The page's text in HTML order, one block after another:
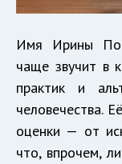
Имя Ирины
чаще звучит в
практик и
человечества.
оценки — от
что, впрочем,